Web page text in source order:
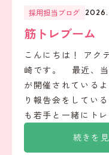
続きを
採用担当ブログ
筋トレブーム
こんにちは！ アク
崎です。 最近、当
が開催されている
り報告会をしてい
も若手と一緒にト